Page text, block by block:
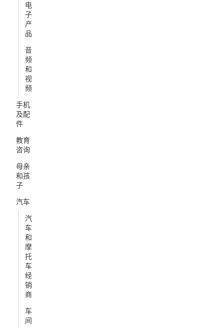
电
子
产
品
音
频
和
视
频
手机
及配
件
教育
咨询
母亲
和孩
子
汽车
汽
车
和
摩
托
车
经
销
商
车
间